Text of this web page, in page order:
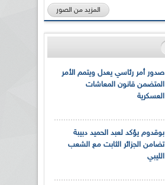
المزيد من الصور
صدور أمر رئاسي يعدل ويتمم الأمر
المتضمن قانون المعاشات
العسكرية
بوقدوم يؤكد لعبد الحميد دبيبة
تضامن الجزائر الثابت مع الشعب
الليبي